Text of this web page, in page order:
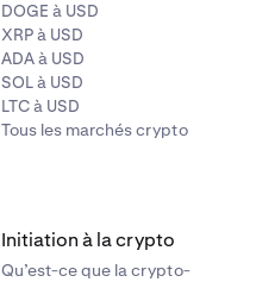
DOGE à USD
XRP à USD
ADA à USD
SOL à USD
LTC à USD
Tous les marchés crypto
Initiation à la crypto
Qu’est-ce que la crypto-